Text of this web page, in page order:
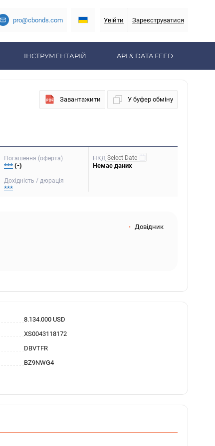
pro@cbonds.com Увійти Зареєструватися
ІНСТРУМЕНТАРІЙ API & DATA FEED
Завантажити У буфер обміну
Погашення (оферта)
*** (-)
НКД
Немає даних
Дохідність / дюрація
***
Довідник
8.134.000 USD
XS0043118172
DBVTFR
BZ9NWG4